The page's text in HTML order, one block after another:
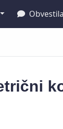
Obvestila